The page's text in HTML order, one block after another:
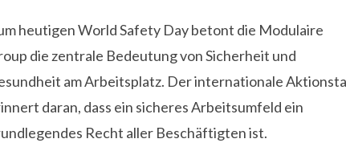
heutigen World Safety Day betont die Modulaire
die zentrale Bedeutung von Sicherheit und
am Arbeitsplatz. Der internationale
daran, dass ein sicheres Arbeitsumfeld ein
Recht aller Beschäftigten ist.